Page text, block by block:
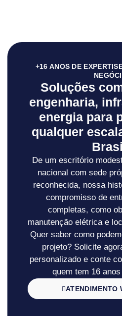
+16 ANOS DE
Soluções
engenharia,
energia para
qualquer
De um escritório
nacional com sede
reconhecida, nossa
compromisso de
completas, como
manutenção elétrica e
Quer saber como
projeto? Solicite
personalizado e conte
quem tem 16
ATENDIMENTO